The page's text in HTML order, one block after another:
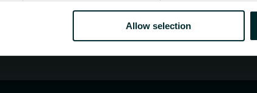
Allow selection